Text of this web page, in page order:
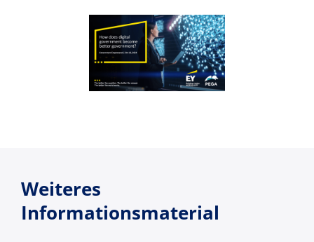
Weiteres
Informationsmaterial